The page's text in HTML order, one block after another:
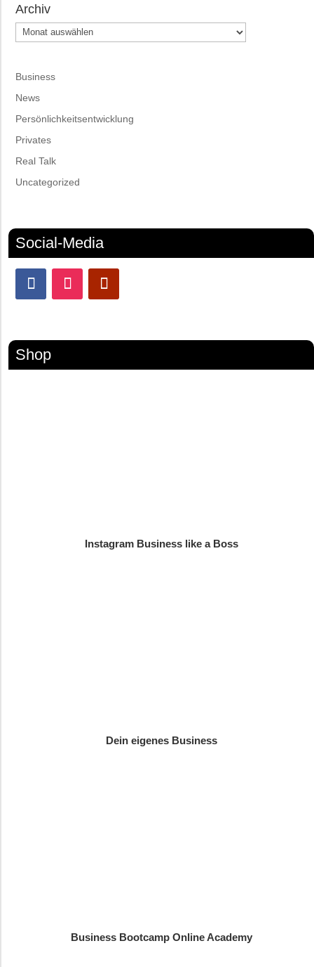
Archiv
Archiv
Business
News
Persönlichkeitsentwicklung
Privates
Real Talk
Uncategorized
Social-Media
Shop
Instagram Business like a Boss
Dein eigenes Business
Business Bootcamp Online Academy